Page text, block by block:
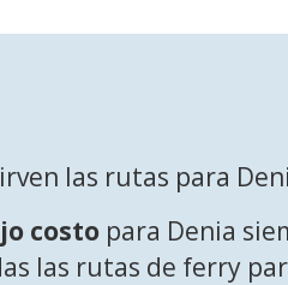
las rutas para
costo para Denia
las rutas de ferry